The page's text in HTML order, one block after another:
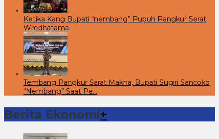
Ketika Kang Bupati “nembang” Pupuh Pangkur Serat
Wredhatama
Tembang Pangkur Sarat Makna, Bupati Sugiri Sancoko
“Nembang” Saat Pe…
Berita Ekonomi+